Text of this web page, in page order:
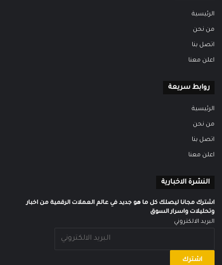
الرئيسية
من نحن
اتصل بنا
اعلن معنا
روابط سريعة
الرئيسية
من نحن
اتصل بنا
اعلن معنا
النشرة الاخبارية
اشترك مجانا ليصلك كل ما هو جديد في عالم العملات الرقمية من اخبار
وتحليلات واسرار السوق
البريد الالكتروني